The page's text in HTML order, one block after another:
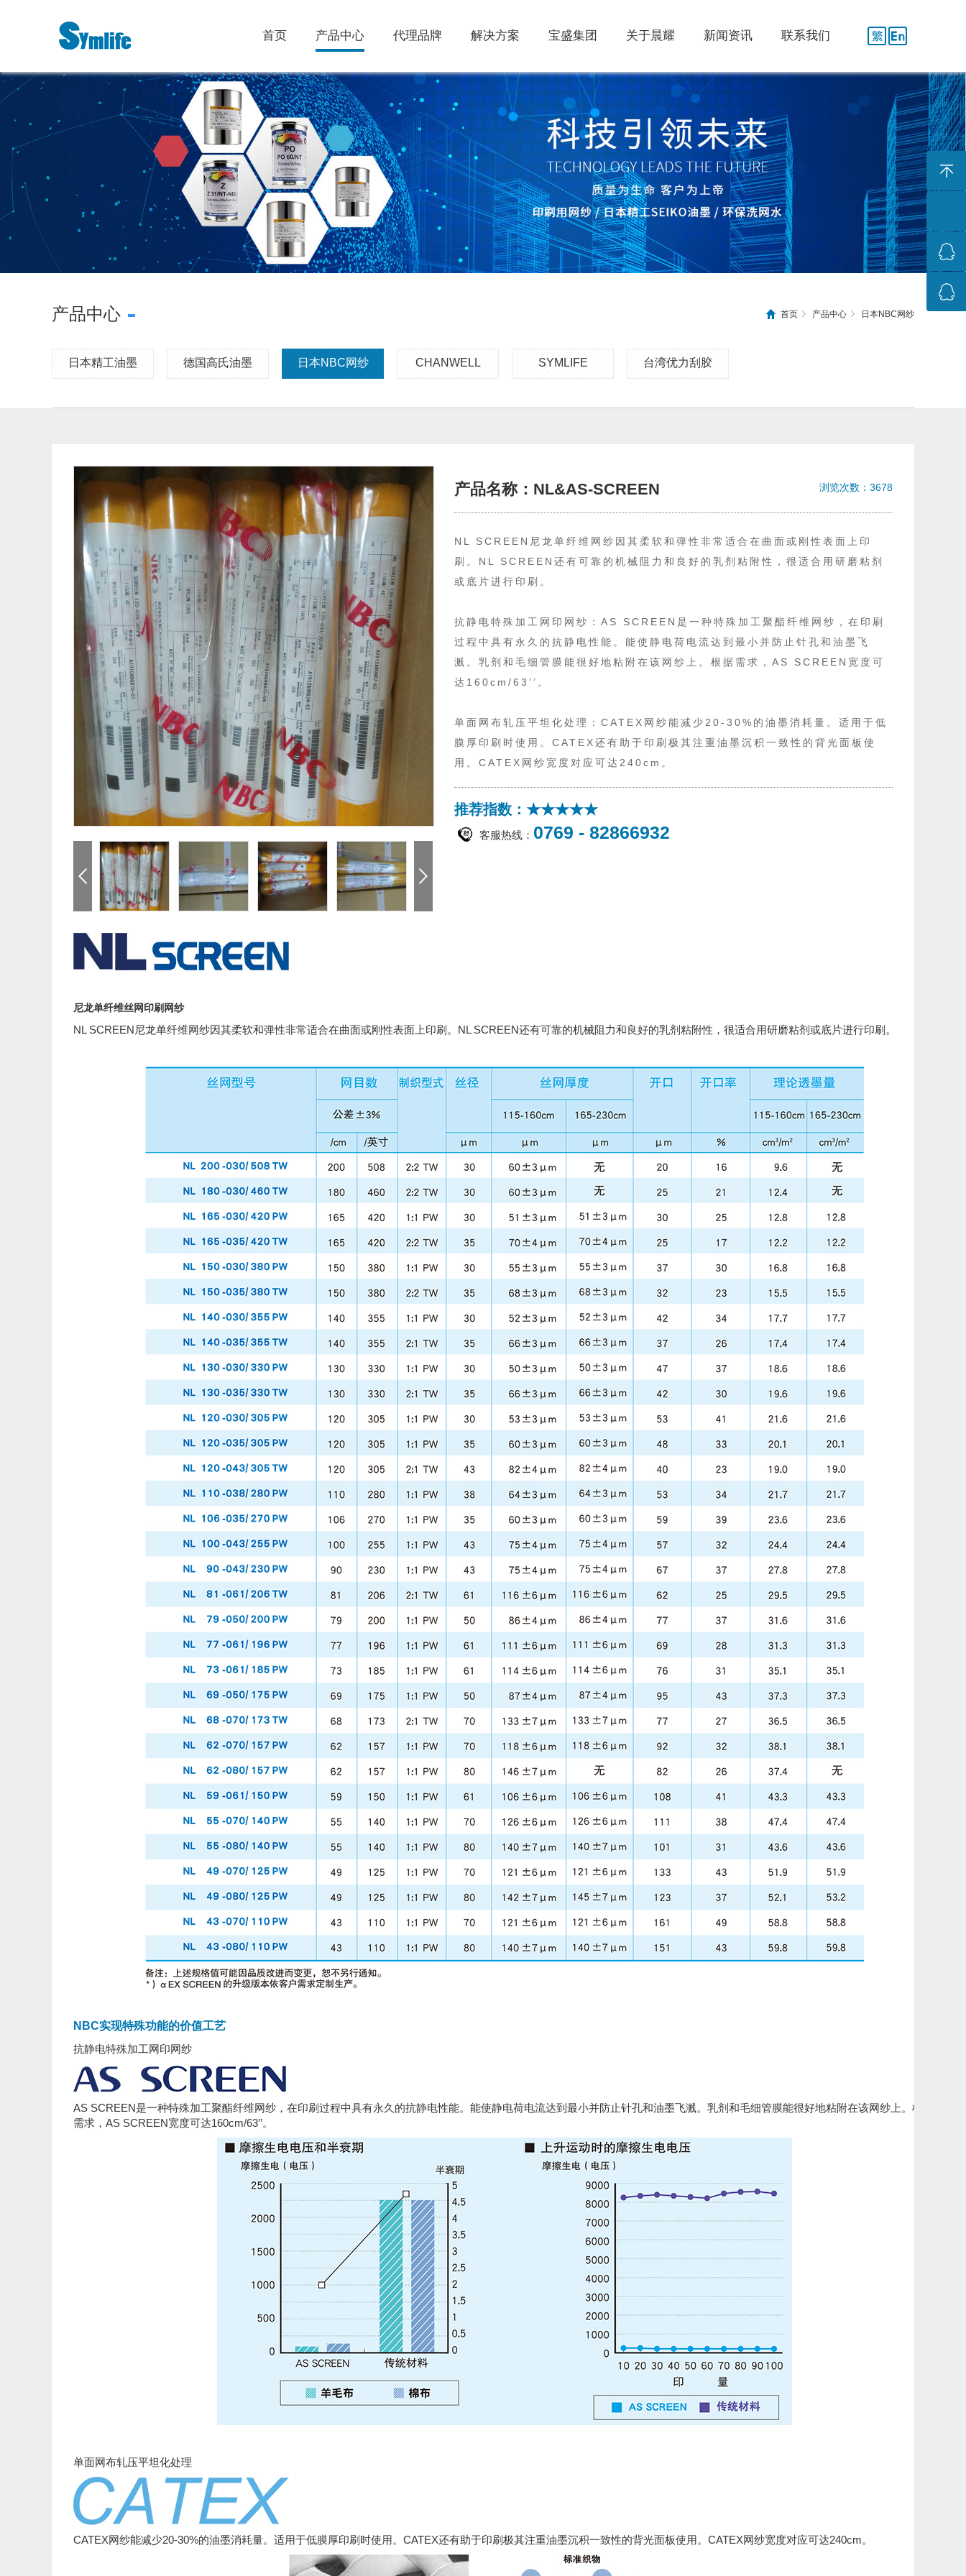
首页 产品中心 代理品牌 解决方案 宝盛集团 关于晨耀 新闻资讯 联系我们
产品中心 首页 产品中心 日本NBC网纱
日本精工油墨 德国高氏油墨 日本NBC网纱 CHANWELL SYMLIFE 台湾优力刮胶
产品名称：NL&AS-SCREEN 浏览次数：3678
NL SCREEN尼龙单纤维网纱因其柔软和弹性非常适合在曲面或刚性表面上印
刷。NL SCREEN还有可靠的机械阻力和良好的乳剂粘附性，很适合用研磨粘剂
或底片进行印刷。
抗静电特殊加工网印网纱：AS SCREEN是一种特殊加工聚酯纤维网纱，在印刷
过程中具有永久的抗静电性能。能使静电荷电流达到最小并防止针孔和油墨飞
溅。乳剂和毛细管膜能很好地粘附在该网纱上。根据需求，AS SCREEN宽度可
达160cm/63’’。
单面网布轧压平坦化处理：CATEX网纱能减少20-30%的油墨消耗量。适用于低
膜厚印刷时使用。CATEX还有助于印刷极其注重油墨沉积一致性的背光面板使
用。CATEX网纱宽度对应可达240cm。
推荐指数：★★★★★
客服热线： 0769 - 82866932
尼龙单纤维丝网印刷网纱
NL SCREEN尼龙单纤维网纱因其柔软和弹性非常适合在曲面或刚性表面上印刷。NL SCREEN还有可靠的机械阻力和良好的乳剂粘附性，很适合用研磨粘剂或底片进行印刷。
NBC实现特殊功能的价值工艺
抗静电特殊加工网印网纱
AS SCREEN是一种特殊加工聚酯纤维网纱，在印刷过程中具有永久的抗静电性能。能使静电荷电流达到最小并防止针孔和油墨飞溅。乳剂和毛细管膜能很好地粘附在该网纱上。根据
需求，AS SCREEN宽度可达160cm/63’’。
单面网布轧压平坦化处理
CATEX网纱能减少20-30%的油墨消耗量。适用于低膜厚印刷时使用。CATEX还有助于印刷极其注重油墨沉积一致性的背光面板使用。CATEX网纱宽度对应可达240cm。